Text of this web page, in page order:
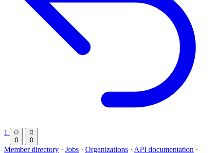
1
0 0
Member directory · Jobs · Organizations · API documentation ·